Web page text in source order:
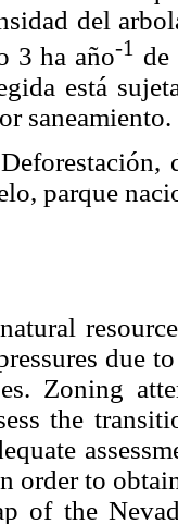
del
3 ha año-1 de
está
saneamiento.
parque
due
Zoning
the
order to
of the